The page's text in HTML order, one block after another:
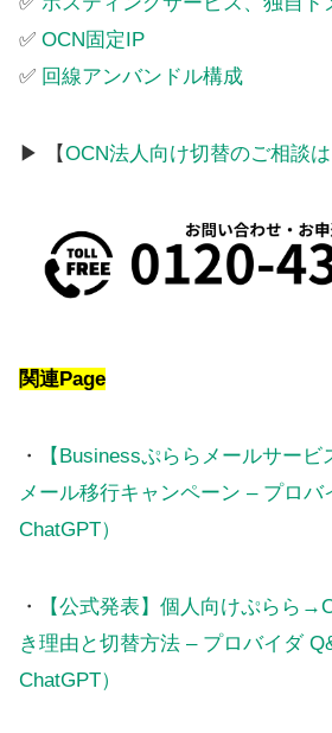
✅ OCN固定IP
✅ 回線アンバンドル構成
▶ 【OCN法人向け切替のご相談
関連Page
・
【Businessぷららメールサー
メール移行キャンペーン – プロバ
ChatGPT）
・
【公式発表】個人向けぷらら
き理由と切替方法 – プロバイダ
ChatGPT）